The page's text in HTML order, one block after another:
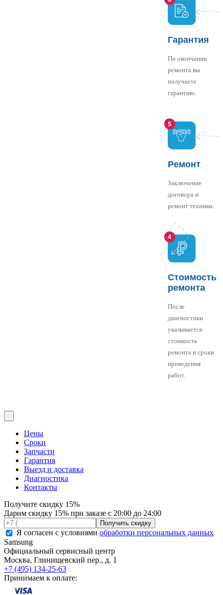
Стоимость
ремонта
После
диагностики
указывается
стоимость
ремонта и сроки
проведения
работ.
Ремонт
Заключение
договора и
ремонт техники.
Гарантия
По окончании
ремонта вы
получаете
гарантию.
Цены
Сроки
Запчасти
Гарантия
Выезд и доставка
Диагностика
Контакты
Получите скидку 15%
Дарим скидку 15% при заказе с 20:00 до 24:00
Я согласен с условиями обработки персональных данных
Samsung
Официальный сервисный центр
Москва, Глинищевский пер., д. 1
+7 (495) 134-25-63
Принимаем к оплате: